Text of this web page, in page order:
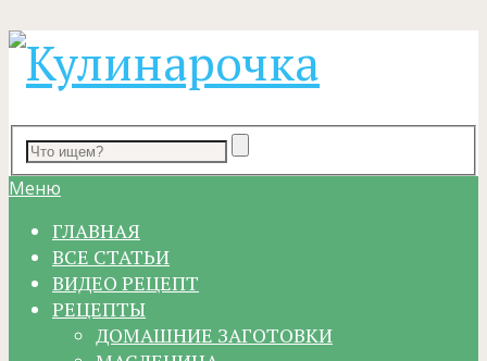
Меню
ГЛАВНАЯ
ВСЕ СТАТЬИ
ВИДЕО РЕЦЕПТ
РЕЦЕПТЫ
ДОМАШНИЕ ЗАГОТОВКИ